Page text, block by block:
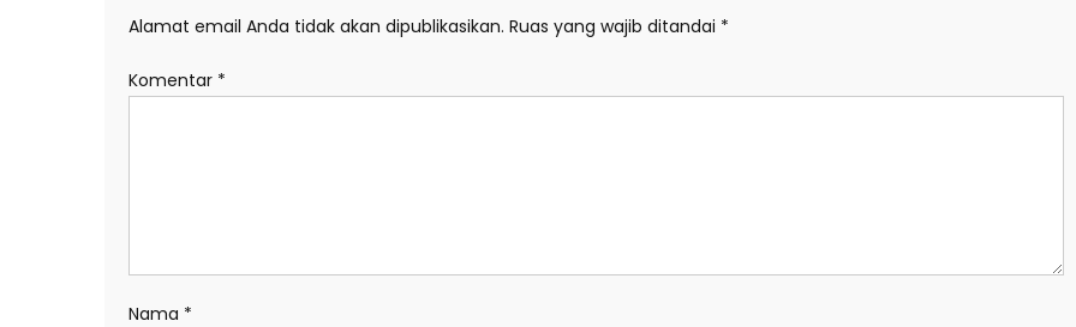
Alamat email Anda tidak akan dipublikasikan. Ruas yang wajib ditandai *
Komentar *
Nama *